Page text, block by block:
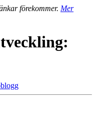
förekommer. Mer